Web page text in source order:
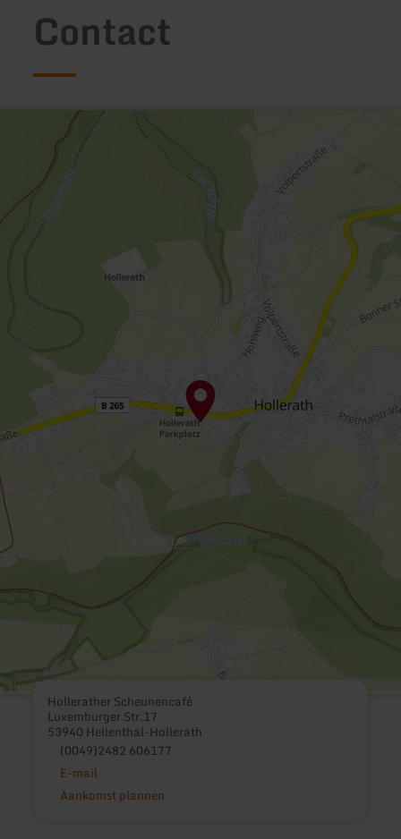
Contact
Hollerather Scheunencafé
Luxemburger Str.17
53940 Hellenthal-Hollerath
(0049)2482 606177
E-mail
Aankomst plannen